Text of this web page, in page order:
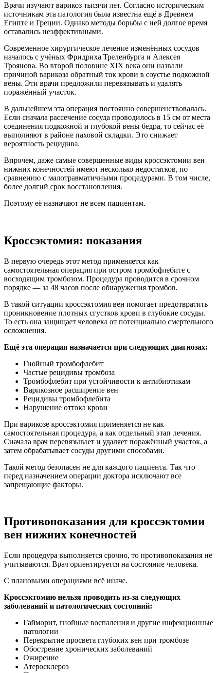
Врачи изучают варикоз тысячи лет. Согласно историческим
источникам эта патология была известна ещё в Древнем
Египте и Греции. Однако методы борьбы с ней долгое время
оставались неэффективными.
Современное хирургическое лечение изменённых сосудов
началось с учёных Фридриха Треленбурга и Алексея
Троянова. Во второй половине XIX века они назвали
причиной варикоза обратный ток крови в соустье подкожной
вены. Эти врачи предложили перевязывать и удалять
поражённый участок.
В дальнейшем эта операция постоянно совершенствовалась.
Если сначала рассечение сосуда проводилось в 15 см от места
соединения подкожной и глубокой вены бедра, то сейчас её
выполняют в районе паховой складки. Это снижает
вероятность рецидива.
Впрочем, даже самые совершенные виды кроссэктомии вен
нижних конечностей имеют несколько недостатков, по
сравнению с малотравматичными процедурами. В том числе,
более долгий срок восстановления.
Поэтому её назначают не всем пациентам.
Кроссэктомия: показания
В первую очередь этот метод применяется как
самостоятельная операция при остром тромбофлебите с
восходящим тромбозом. Процедура проводится в срочном
порядке — за 48 часов после обнаружения тромбов.
В такой ситуации кроссэктомия вен помогает предотвратить
проникновение плотных сгустков крови в глубокие сосуды.
То есть она защищает человека от потенциально смертельного
осложнения.
Ещё эта операция назначается при следующих диагнозах:
Гнойный тромбофлебит
Частые рецидивы тромбоза
Тромбофлебит при устойчивости к антибиотикам
Варикозное расширение вен
Рецидивы тромбофлебита
Нарушение оттока крови
При варикозе кроссэктомия применяется не как
самостоятельная процедура, а как отдельный этап лечения.
Сначала врач перевязывает и удаляет поражённый участок, а
затем обрабатывает сосуды другими способами.
Такой метод безопасен не для каждого пациента. Так что
перед назначением операции доктора исключают все
запрещающие факторы.
Противопоказания для кроссэктомии
вен нижних конечностей
Если процедура выполняется срочно, то противопоказания не
учитываются. Врач ориентируется на состояние человека.
С плановыми операциями всё иначе.
Кроссэктомию нельзя проводить из-за следующих
заболеваний и патологических состояний:
Гайморит, гнойные воспаления и другие инфекционные
патологии
Перекрытие просвета глубоких вен при тромбозе
Обострение хронических заболеваний
Ожирение
Атеросклероз